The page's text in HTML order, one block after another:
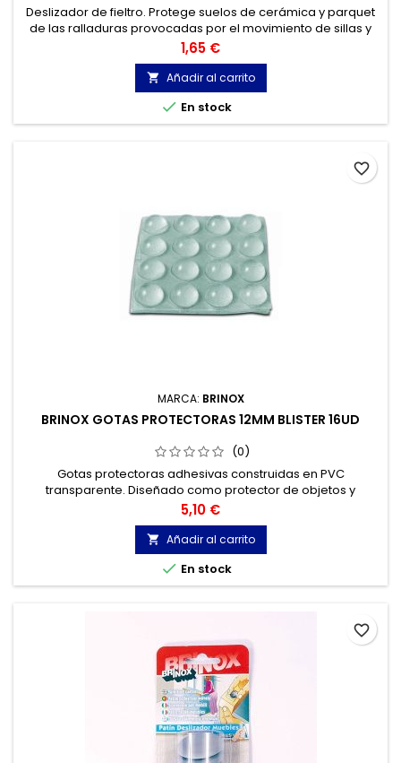
Deslizador de fieltro. Protege suelos de cerámica y parquet
de las ralladuras provocadas por el movimiento de sillas y
muebles. Se recorta con tijeras. Adhesivo: Transfer acrílico
de alta adherencia. Espesor: 2,5 a 3 mm.
Precio
1,65 €
 Añadir al carrito
 En stock
MARCA: BRINOX
BRINOX GOTAS PROTECTORAS 12MM BLISTER 16UD
(0)
Gotas protectoras adhesivas construidas en PVC
transparente. Diseñado como protector de objetos y
amortiguador depuertas de armario. 16 pastillas Ø 12 mm x
2.5 mm.
Precio
5,10 €
 Añadir al carrito
 En stock
favorite_border
favorite_border